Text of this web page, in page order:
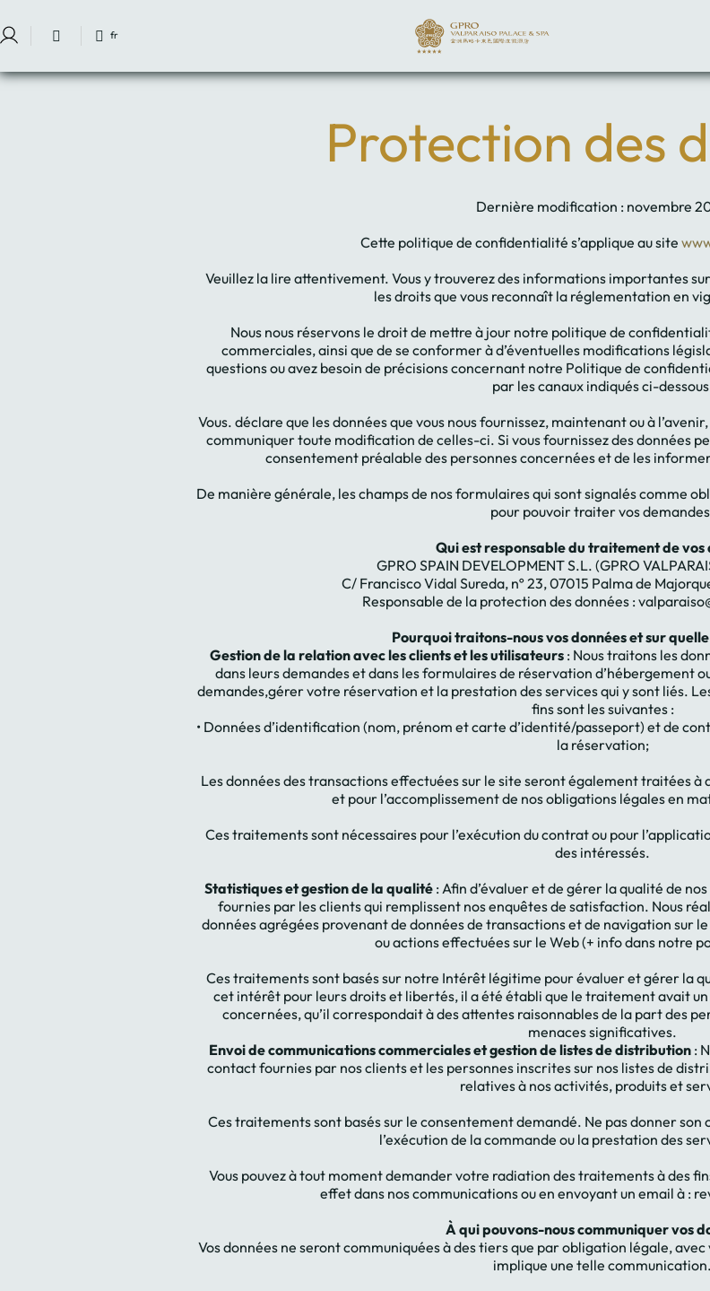
fr
Protection des données GPRO Valparaiso Palace Hotel & Spa - Site Officiel
Protection des
Dernière modification : novembre
Cette politique de confidentialité s’applique au site
Veuillez la lire attentivement. Vous y trouverez des informations importantes
les droits que vous reconnaît la réglementation en
Nous nous réservons le droit de mettre à jour notre politique de
commerciales, ainsi que de se conformer à d’éventuelles modifications
questions ou avez besoin de précisions concernant notre Politique de
par les canaux indiqués ci-
Vous. déclare que les données que vous nous fournissez, maintenant ou à
communiquer toute modification de celles-ci. Si vous fournissez des données
consentement préalable des personnes concernées et de les
De manière générale, les champs de nos formulaires qui sont signalés comme
pour pouvoir traiter vos
Qui est responsable du traitement de vos
GPRO SPAIN DEVELOPMENT S.L. (GPRO
C/ Francisco Vidal Sureda, nº 23, 07015 Palma de
Responsable de la protection des données :
Pourquoi traitons-nous vos données et sur
Gestion de la relation avec les clients et les utilisateurs: Nous traitons les
dans leurs demandes et dans les formulaires de réservation d’hébergement
demandes,gérer votre réservation et la prestation des services qui y sont liés.
fins sont les suivantes :
• Données d’identification (nom, prénom et carte d’identité/passeport) et de
la réservation;
Les données des transactions effectuées sur le site seront également traitées
et pour l’accomplissement de nos obligations légales en
Ces traitements sont nécessaires pour l’exécution du contrat ou pour
des intéressés.
Statistiques et gestion de la qualité : Afin d’évaluer et de gérer la qualité de
fournies par les clients qui remplissent nos enquêtes de satisfaction. Nous
données agrégées provenant de données de transactions et de navigation sur
ou actions effectuées sur le Web (+ info dans notre
Ces traitements sont basés sur notre Intérêt légitime pour évaluer et gérer la
cet intérêt pour leurs droits et libertés, il a été établi que le traitement avait
concernées, qu’il correspondait à des attentes raisonnables de la part des
menaces significatives.
Envoi de communications commerciales et gestion de listes de distribution:
contact fournies par nos clients et les personnes inscrites sur nos listes de
relatives à nos activités, produits et
Ces traitements sont basés sur le consentement demandé. Ne pas donner
l’exécution de la commande ou la prestation des
Vous pouvez à tout moment demander votre radiation des traitements à des
effet dans nos communications ou en envoyant un email à :
À qui pouvons-nous communiquer vos
Vos données ne seront communiquées à des tiers que par obligation légale,
implique une telle communication.